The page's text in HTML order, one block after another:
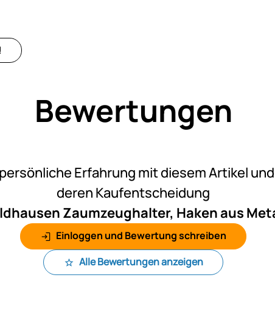
Bewertungen
Erfahrung mit diesem Artikel
deren Kaufentscheidung
Zaumzeughalter, Haken aus
Einloggen und Bewertung schreiben
Alle Bewertungen anzeigen